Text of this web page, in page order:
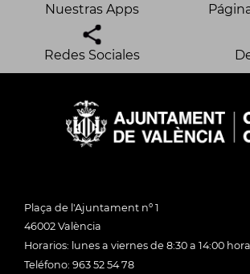
Nuestras Apps
Redes Sociales
Plaça de l'Ajuntament nº 1
46002 València
Horarios: lunes a viernes de 8:30 a 14:00
Teléfono: 963 52 54 78